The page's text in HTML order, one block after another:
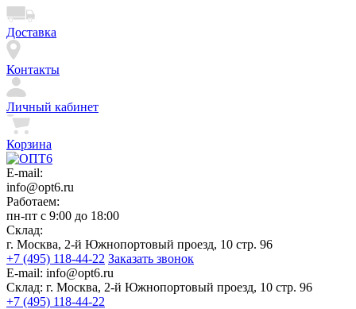
Доставка
Контакты
Личный кабинет
Корзина
E-mail:
info@opt6.ru
Работаем:
пн-пт с 9:00 до 18:00
Склад:
г. Москва, 2-й Южнопортовый проезд, 10 стр. 96
+7 (495) 118-44-22 Заказать звонок
E-mail: info@opt6.ru
Склад: г. Москва, 2-й Южнопортовый проезд, 10 стр. 96
+7 (495) 118-44-22